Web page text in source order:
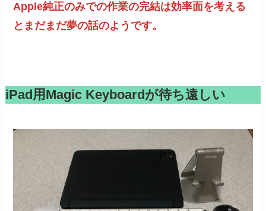
Apple純正のみでの作業の完結は効率面を考える
とまだまだ夢の話のようです。
iPad用Magic Keyboardが待ち遠しい